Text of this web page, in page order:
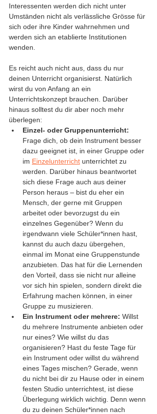
Interessenten werden dich nicht unter
Umständen nicht als verlässliche Grösse für
sich oder ihre Kinder wahrnehmen und
werden sich an etablierte Institutionen
wenden.
Es reicht auch nicht aus, dass du nur
deinen Unterricht organisierst. Natürlich
wirst du von Anfang an ein
Unterrichtskonzept brauchen. Darüber
hinaus solltest du dir aber noch mehr
überlegen:
Einzel- oder Gruppenunterricht:
Frage dich, ob dein Instrument besser
dazu geeignet ist, in einer Gruppe oder
im Einzelunterricht unterrichtet zu
werden. Darüber hinaus beantwortet
sich diese Frage auch aus deiner
Person heraus – bist du eher ein
Mensch, der gerne mit Gruppen
arbeitet oder bevorzugst du ein
einzelnes Gegenüber? Wenn du
irgendwann viele Schüler*innen hast,
kannst du auch dazu übergehen,
einmal im Monat eine Gruppenstunde
anzubieten. Das hat für die Lernenden
den Vorteil, dass sie nicht nur alleine
vor sich hin spielen, sondern direkt die
Erfahrung machen können, in einer
Gruppe zu musizieren.
Ein Instrument oder mehrere: Willst
du mehrere Instrumente anbieten oder
nur eines? Wie willst du das
organisieren? Hast du feste Tage für
ein Instrument oder willst du während
eines Tages mischen? Gerade, wenn
du nicht bei dir zu Hause oder in einem
festen Studio unterrichtest, ist diese
Überlegung wirklich wichtig. Denn wenn
du zu deinen Schüler*innen nach